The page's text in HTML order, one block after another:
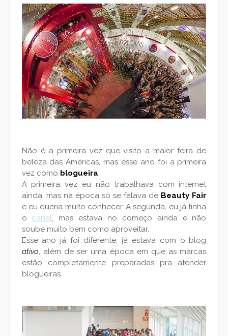
Não é a primeira vez que visito a maior feira de
beleza das Américas, mas esse ano foi a primeira
vez como blogueira.
A primeira vez eu não trabalhava com internet
ainda, mas na época só se falava de Beauty Fair
e eu queria muito conhecer. A segunda, eu já tinha
o canal, mas estava no começo ainda e não
soube muito bem como aproveitar.
Esse ano já foi diferente, já estava com o blog
ativo, além de ser uma época em que as marcas
estão completamente preparadas pra atender
blogueiras.